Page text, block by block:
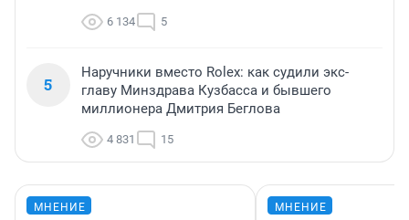
6 134 5
5
Наручники вместо Rolex: как судили экс-
главу Минздрава Кузбасса и бывшего
миллионера Дмитрия Беглова
4 831 15
МНЕНИЕ МНЕНИЕ